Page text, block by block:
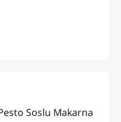
Soslu Makarna